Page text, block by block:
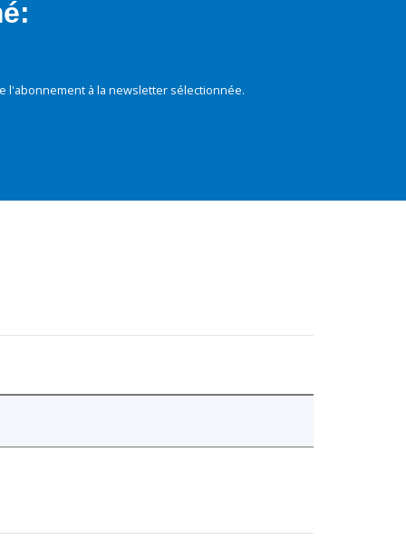
à la newsletter sélectionnée.